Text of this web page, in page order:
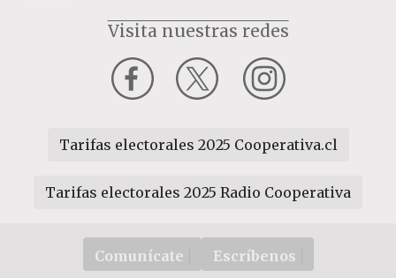
Visita nuestras redes
Tarifas electorales 2025 Cooperativa.cl
Tarifas electorales 2025 Radio Cooperativa
Comunícate Escríbenos